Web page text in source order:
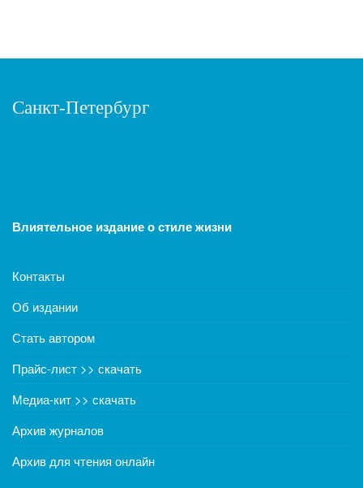
Санкт-Петербург
Влиятельное издание о стиле жизни
Контакты
Об издании
Стать автором
Прайс-лист >> скачать
Медиа-кит >> скачать
Архив журналов
Архив для чтения онлайн